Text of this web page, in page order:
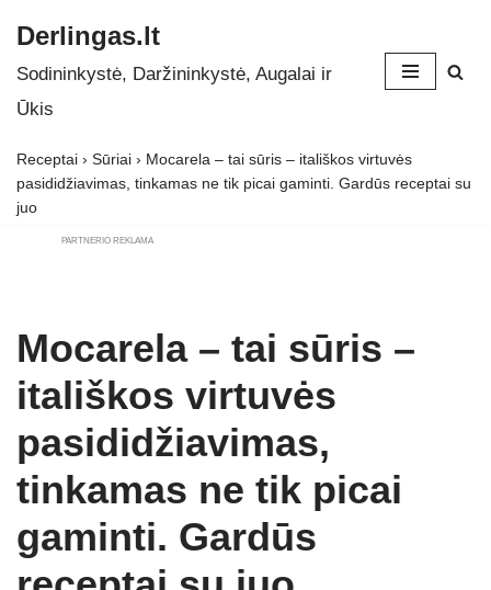
Skip
to
Derlingas.lt
Sodininkystė, Daržininkystė, Augalai ir
Ūkis
Receptai › Sūriai › Mocarela – tai sūris – itališkos virtuvės
pasididžiavimas, tinkamas ne tik picai gaminti. Gardūs receptai su
juo
PARTNERIO REKLAMA
Mocarela – tai sūris –
itališkos virtuvės
pasididžiavimas,
tinkamas ne tik picai
gaminti. Gardūs